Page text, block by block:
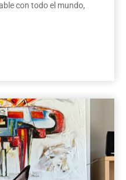
con todo el mundo,